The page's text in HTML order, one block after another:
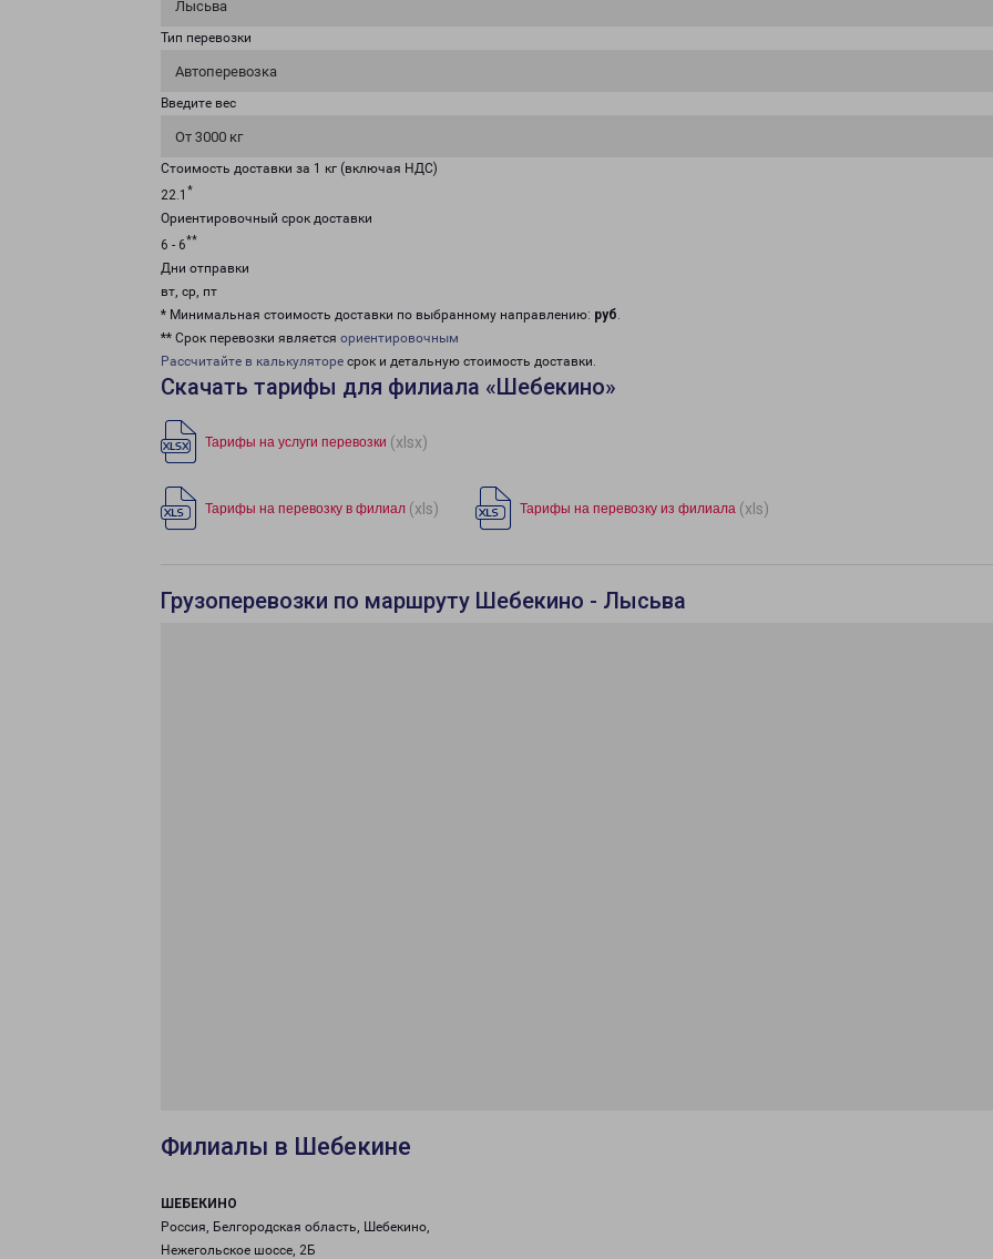
Лысьва
Тип перевозки
Автоперевозка
Введите вес
От 3000 кг
Стоимость доставки за 1 кг (включая НДС)
22.1 *
Ориентировочный срок доставки
6 - 6**
Дни отправки
вт, ср, пт
* Минимальная стоимость доставки по выбранному направлению: руб.
** Срок перевозки является ориентировочным
Рассчитайте в калькуляторе срок и детальную стоимость доставки.
Скачать тарифы для филиала «Шебекино»
Тарифы на услуги перевозки (xlsx)
Тарифы на перевозку в филиал (xls) Тарифы на перевозку из филиала (xls)
Грузоперевозки по маршруту Шебекино - Лысьва
Филиалы в Шебекине
ШЕБЕКИНО
Россия, Белгородская область, Шебекино,
Нежегольское шоссе, 2Б